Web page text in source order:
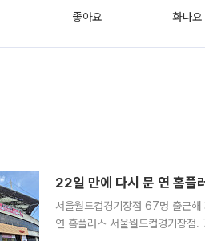
좋아요 화나요
22일 만에 다시 문 연 홈플
서울월드컵경기장점 67명 출근
연 홈플러스 서울월드컵경기장점